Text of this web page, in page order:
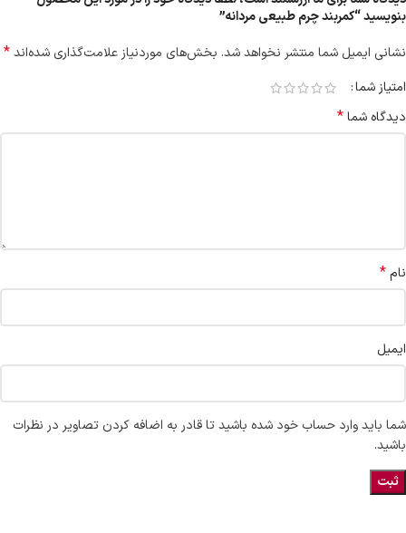
بنویسید “کمربند چرم طبیعی مردانه”
نشانی ایمیل شما منتشر نخواهد شد. بخش‌های موردنیاز علامت‌گذاری شده‌اند*
امتیاز شما
دیدگاه شما*
نام*
ایمیل
شما باید وارد حساب خود شده باشید تا قادر به اضافه کردن تصاویر در نظرات
باشید.